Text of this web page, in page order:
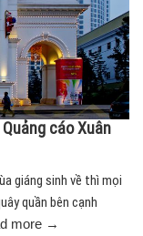
cáo Xuân
giáng sinh về thì mọi
quần bên cạnh
more →